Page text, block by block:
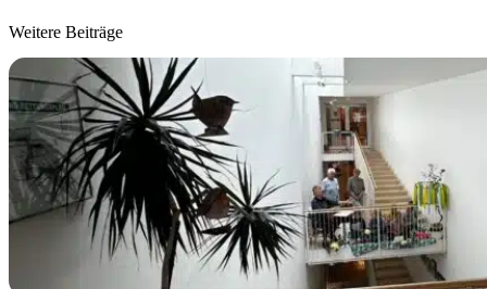
Weitere Beiträge